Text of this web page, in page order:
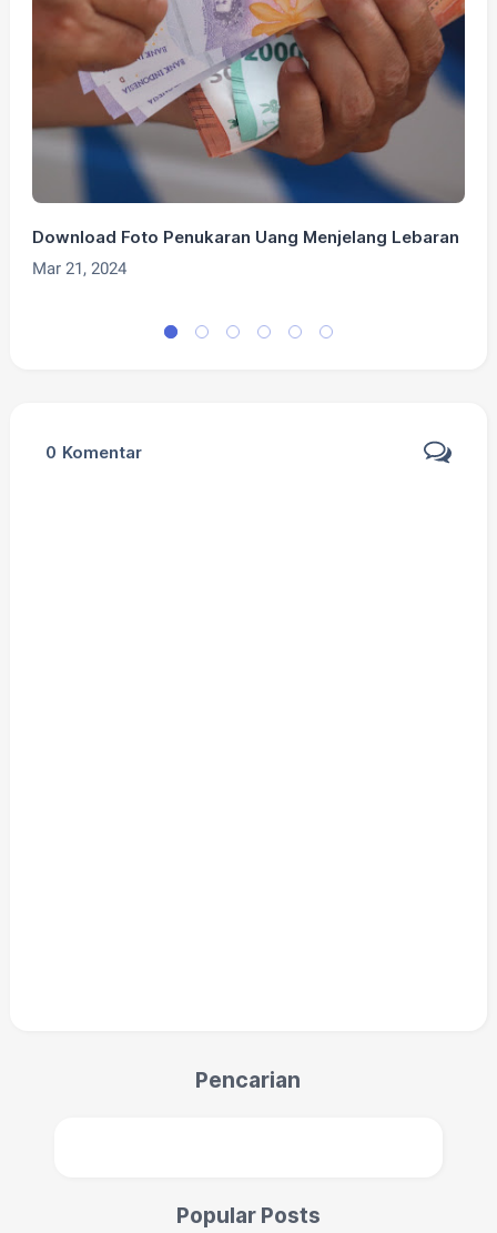
Download Foto Penukaran Uang Menjelang Lebaran
Mar 21, 2024
0 Komentar
Pencarian
Popular Posts